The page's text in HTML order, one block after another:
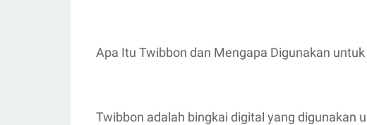
Apa Itu Twibbon dan Mengapa Digunakan
Twibbon adalah bingkai digital yang digunakan